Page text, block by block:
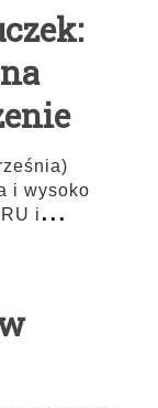
i wysoko
i...